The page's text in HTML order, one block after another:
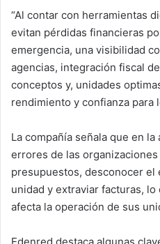
“Al contar con herramientas
evitan pérdidas financieras
emergencia, una visibilidad
agencias, integración fiscal
conceptos y, unidades
rendimiento y confianza para
La compañía señala que en
errores de las
presupuestos, desconocer
unidad y extraviar facturas,
afecta la operación de sus
Edenred destaca algunas